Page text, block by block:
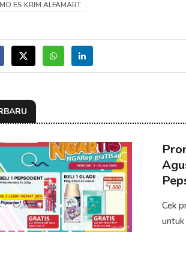
ES KRIM ALFAMART
Cek